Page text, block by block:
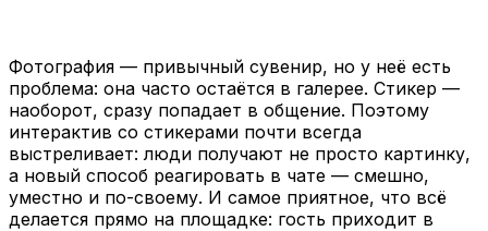
Фотография — привычный сувенир, но у неё есть
проблема: она часто остаётся в галерее. Стикер —
наоборот, сразу попадает в общение. Поэтому
интерактив со стикерами почти всегда
выстреливает: люди получают не просто картинку,
а новый способ реагировать в чате — смешно,
уместно и по-своему. И самое приятное, что всё
делается прямо на площадке: гость приходит в